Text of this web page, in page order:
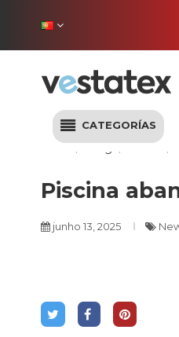
CATEGORÍAS
Início Blog News
Piscina
junho 13, 2025